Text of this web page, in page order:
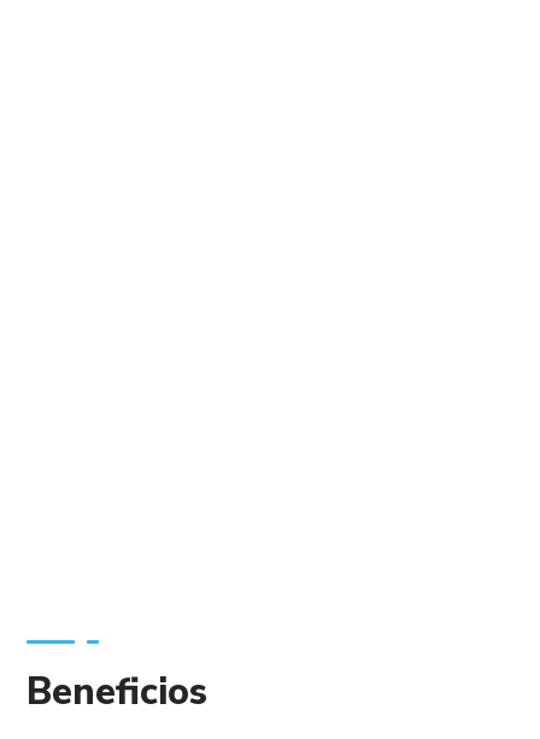
Beneficios